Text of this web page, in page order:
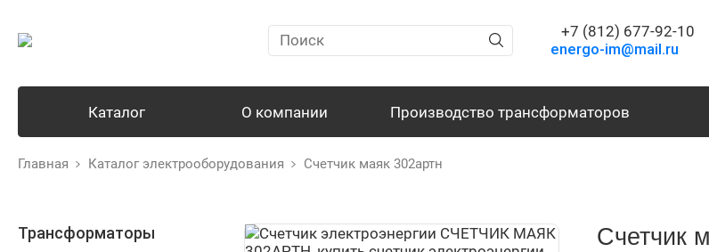
+7 (812) 677-92-10
energo-im@mail.ru
Каталог О компании Производство трансформаторов
Главная Каталог электрооборудования Счетчик маяк 302артн
Трансформаторы
Счетчик